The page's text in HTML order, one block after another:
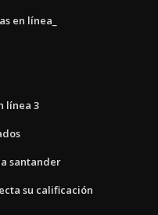
en línea_
línea 3
santander
su calificación